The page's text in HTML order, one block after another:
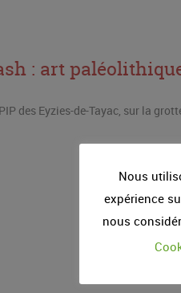
: art
des Eyzies-de-Tayac, sur la
Nous
expérience
nous